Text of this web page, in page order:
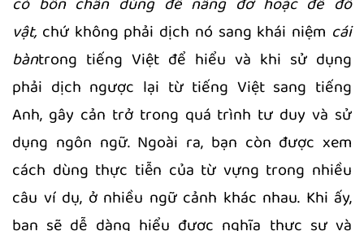
vật, chứ không phải dịch nó sang khái niệm cái
bàntrong tiếng Việt để hiểu và khi sử dụng
phải dịch ngược lại từ tiếng Việt sang tiếng
Anh, gây cản trở trong quá trình tư duy và sử
dụng ngôn ngữ. Ngoài ra, bạn còn được xem
cách dùng thực tiễn của từ vựng trong nhiều
câu ví dụ, ở nhiều ngữ cảnh khác nhau. Khi ấy,